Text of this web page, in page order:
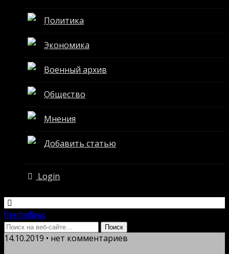
Политика
Экономика
Военный архив
Общество
Мнения
Добавить статью
Login
FreedomNews
14.10.2019 • нет комментариев